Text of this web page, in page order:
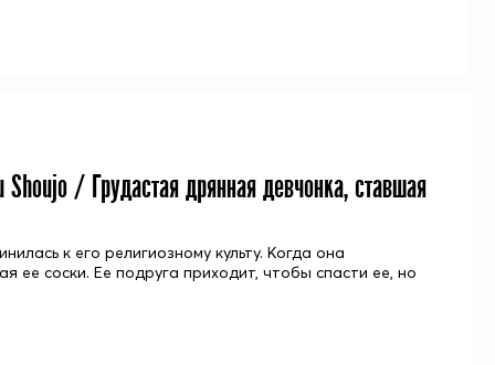
/ Грудастая дрянная девчонка, ставшая
к его религиозному культу. Когда она
ее соски. Ее подруга приходит, чтобы спасти ее, но